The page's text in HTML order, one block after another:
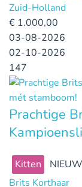
Zuid-Holland
€ 1.000,00
03-08-2026
02-10-2026
147
Prachtige
Kitten
NIEUW
Brits Korthaar